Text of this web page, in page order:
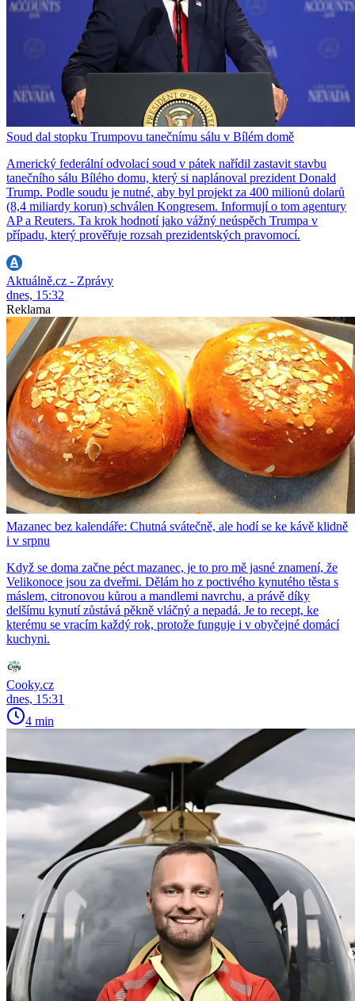
Soud dal stopku Trumpovu tanečnímu sálu v Bílém domě
Americký federální odvolací soud v pátek nařídil zastavit stavbu
tanečního sálu Bílého domu, který si naplánoval prezident Donald
Trump. Podle soudu je nutné, aby byl projekt za 400 milionů dolarů
(8,4 miliardy korun) schválen Kongresem. Informují o tom agentury
AP a Reuters. Ta krok hodnotí jako vážný neúspěch Trumpa v
případu, který prověřuje rozsah prezidentských pravomocí.
Aktuálně.cz - Zprávy
dnes, 15:32
Reklama
Mazanec bez kalendáře: Chutná svátečně, ale hodí se ke kávě klidně
i v srpnu
Když se doma začne péct mazanec, je to pro mě jasné znamení, že
Velikonoce jsou za dveřmi. Dělám ho z poctivého kynutého těsta s
máslem, citronovou kůrou a mandlemi navrchu, a právě díky
delšímu kynutí zůstává pěkně vláčný a nepadá. Je to recept, ke
kterému se vracím každý rok, protože funguje i v obyčejné domácí
kuchyni.
Cooky.cz
dnes, 15:31
4 min